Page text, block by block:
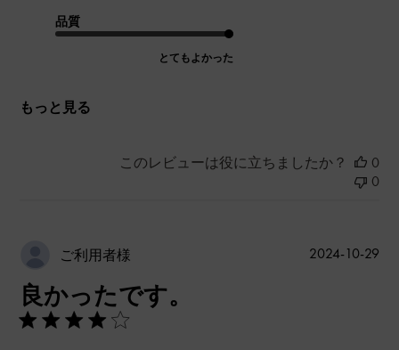
品質
とてもよかった
もっと見る
このレビューは役に立ちましたか？
0
0
ご利用者様
良かったです。
公
2024-10-29